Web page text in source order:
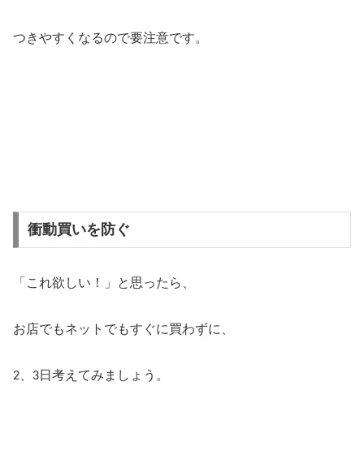
つきやすくなるので要注意です。
衝動買いを防ぐ
「これ欲しい！」と思ったら、
お店でもネットでもすぐに買わずに、
2 3日考えてみましょう。